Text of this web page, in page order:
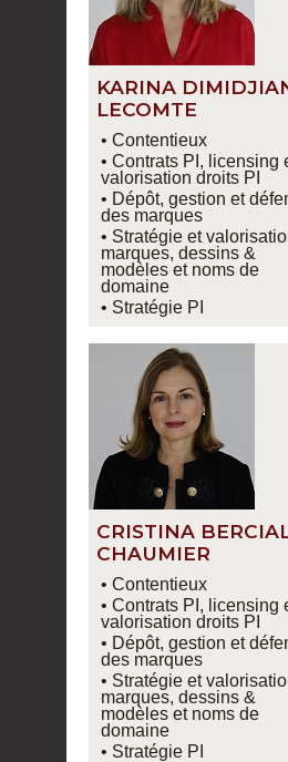
KARINA
LECOMTE
• Contentieux
• Contrats PI, licensing
valorisation droits PI
• Dépôt, gestion et
des marques
• Stratégie et
marques, dessins &
modèles et noms de
domaine
• Stratégie PI
CRISTINA
CHAUMIER
• Contentieux
• Contrats PI, licensing
valorisation droits PI
• Dépôt, gestion et
des marques
• Stratégie et
marques, dessins &
modèles et noms de
domaine
• Stratégie PI